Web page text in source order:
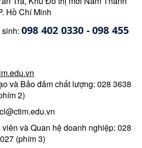
Hồ Chí Minh
098 402 0330 - 098 455
và Bảo đảm chất lượng: 028 3638
2)
và Quan hệ doanh nghiệp: 028
(phím 3)